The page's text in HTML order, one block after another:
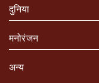
दुनिया
मनोरंजन
अन्य